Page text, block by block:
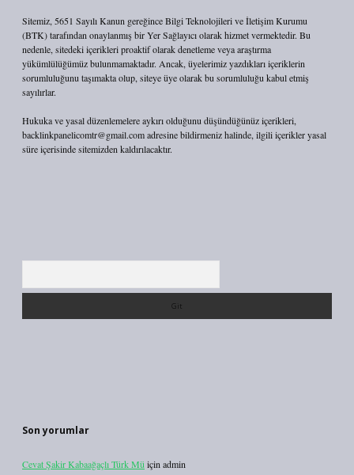
Sitemiz, 5651 Sayılı Kanun gereğince Bilgi Teknolojileri ve İletişim Kurumu
(BTK) tarafından onaylanmış bir Yer Sağlayıcı olarak hizmet vermektedir. Bu
nedenle, sitedeki içerikleri proaktif olarak denetleme veya araştırma
yükümlülüğümüz bulunmamaktadır. Ancak, üyelerimiz yazdıkları içeriklerin
sorumluluğunu taşımakta olup, siteye üye olarak bu sorumluluğu kabul etmiş
sayılırlar.
Hukuka ve yasal düzenlemelere aykırı olduğunu düşündüğünüz içerikleri,
backlinkpanelicomtr@gmail.comadresine bildirmeniz halinde, ilgili içerikler yasal
süre içerisinde sitemizden kaldırılacaktır.
Son yorumlar
Cevat Şakir Kabaağaçlı Türk Mü için admin